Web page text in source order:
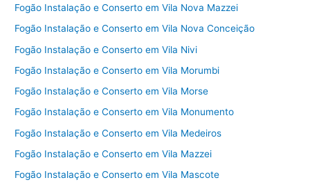
Fogão Instalação e Conserto em Vila Nova Mazzei
Fogão Instalação e Conserto em Vila Nova Conceição
Fogão Instalação e Conserto em Vila Nivi
Fogão Instalação e Conserto em Vila Morumbi
Fogão Instalação e Conserto em Vila Morse
Fogão Instalação e Conserto em Vila Monumento
Fogão Instalação e Conserto em Vila Medeiros
Fogão Instalação e Conserto em Vila Mazzei
Fogão Instalação e Conserto em Vila Mascote